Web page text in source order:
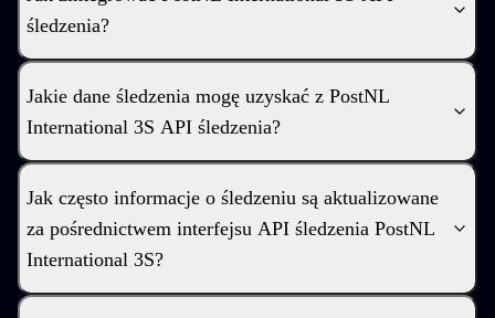
śledzenia?
Jakie dane śledzenia mogę uzyskać z PostNL
International 3S API śledzenia?
Jak często informacje o śledzeniu są aktualizowane
za pośrednictwem interfejsu API śledzenia PostNL
International 3S?